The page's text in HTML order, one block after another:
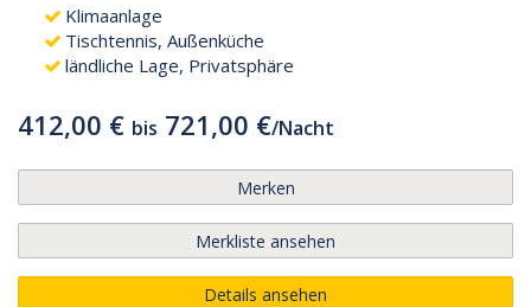
Klimaanlage
Tischtennis, Außenküche
ländliche Lage, Privatsphäre
412,00 € bis 721,00 €/Nacht
Merken
Merkliste ansehen
Details ansehen